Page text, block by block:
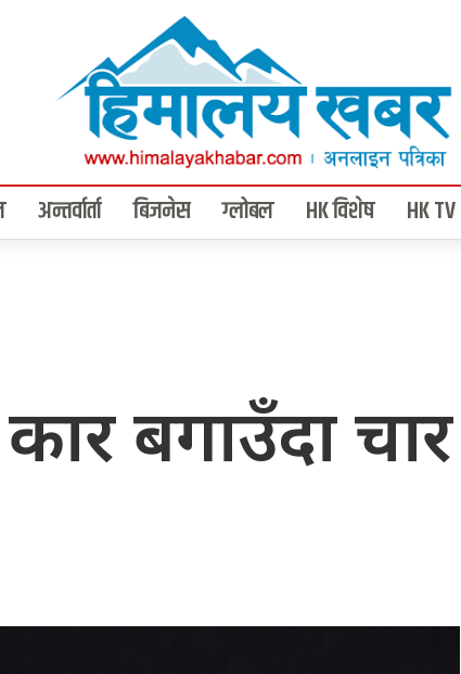
अन्तर्वार्ता बिजनेस ग्लोबल HK विशेष HK TV
बगाउँदा चार